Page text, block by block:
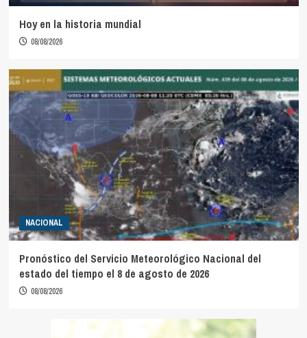
Hoy en la historia mundial
08/08/2026
NACIONAL
Pronóstico del Servicio Meteorológico Nacional del
estado del tiempo el 8 de agosto de 2026
08/08/2026